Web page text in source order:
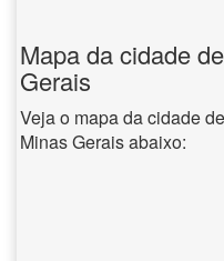
Mapa da cidade
Gerais
Veja o mapa da cidade
Minas Gerais abaixo: